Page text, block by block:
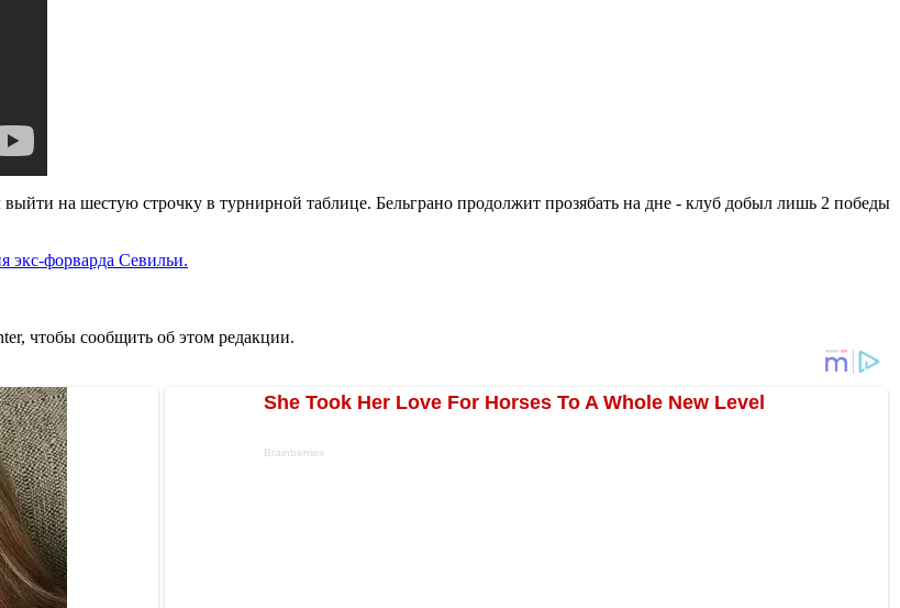
на шестую строчку в турнирной таблице. Бельграно продолжит прозябать на дне - клуб добыл лишь 2 победы
экс-форварда Севильи.
чтобы сообщить об этом редакции.